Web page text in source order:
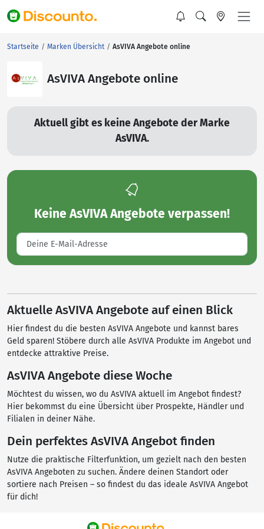
Startseite Marken Übersicht AsVIVA Angebote online
AsVIVA Angebote online
Aktuell gibt es keine Angebote der Marke
AsVIVA.
Keine AsVIVA Angebote verpassen!
Aktuelle AsVIVA Angebote auf einen Blick
Hier findest du die besten AsVIVA Angebote und kannst bares
Geld sparen! Stöbere durch alle AsVIVA Produkte im Angebot und
entdecke attraktive Preise.
AsVIVA Angebote diese Woche
Möchtest du wissen, wo du AsVIVA aktuell im Angebot findest?
Hier bekommst du eine Übersicht über Prospekte, Händler und
Filialen in deiner Nähe.
Dein perfektes AsVIVA Angebot finden
Nutze die praktische Filterfunktion, um gezielt nach den besten
AsVIVA Angeboten zu suchen. Ändere deinen Standort oder
sortiere nach Preisen – so findest du das ideale AsVIVA Angebot
für dich!